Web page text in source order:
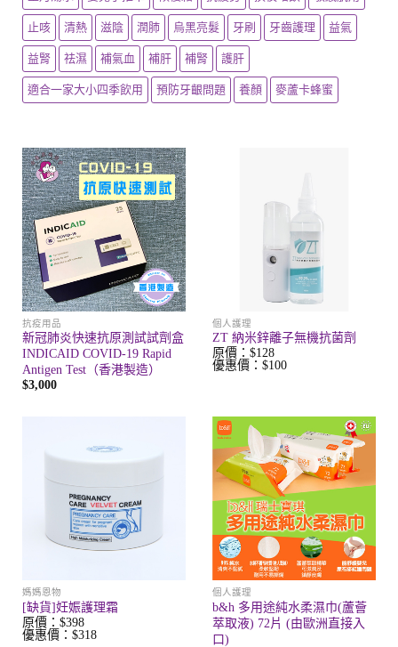
止咳 清熱 滋陰 潤肺 烏黑亮髮 牙刷 牙齒護理 益氣
益腎 祛濕 補氣血 補肝 補腎 護肝
適合一家大小四季飲用 預防牙齦問題 養顏 麥蘆卡蜂蜜
抗疫用品
新冠肺炎快速抗原測試試劑盒
INDICAID COVID-19 Rapid
Antigen Test（香港製造）
$3,000
個人護理
ZT 納米鋅離子無機抗菌劑
原價：$128
優惠價：$100
媽媽恩物
[缺貨]妊娠護理霜
原價：$398
優惠價：$318
個人護理
b&h 多用途純水柔濕巾(蘆薈
萃取液) 72片 (由歐洲直接入
口)